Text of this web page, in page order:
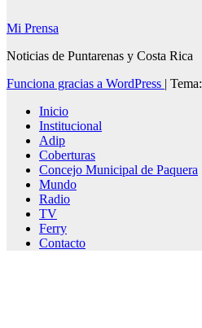
Mi Prensa
Noticias de Puntarenas y Costa Rica
Funciona gracias a WordPress | Tema:
Inicio
Institucional
Adip
Coberturas
Concejo Municipal de Paquera
Mundo
Radio
TV
Ferry
Contacto